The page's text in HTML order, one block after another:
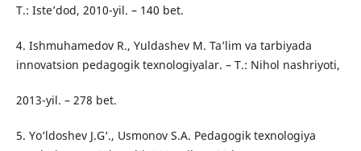
T.: Iste’dod, 2010-yil. – 140 bet.
4. Ishmuhamedov R., Yuldashev M. Ta’lim va tarbiyada
innovatsion pedagogik texnologiyalar. – T.: Nihol nashriyoti,
2013-yil. – 278 bet.
5. Yo‘ldoshev J.G‘., Usmonov S.A. Pedagogik texnologiya